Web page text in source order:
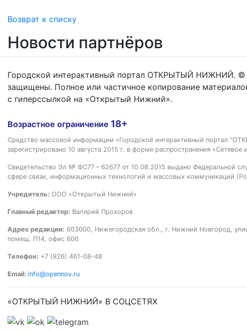
Возврат к списку
Новости партнёров
Городской интерактивный портал ОТКРЫТЫЙ НИЖНИЙ. ©
защищены. Полное или частичное копирование
с гиперссылкой на «Открытый Нижний».
Возрастное ограничение 18+
Средство массовой информации «Городской интерактивный портал
зарегистрировано 10 августа 2015 г. в форме распространения «Сетевое
Свидетельство Эл № ФС77 – 62677 от 10.08.2015 выдано Федеральной
сфере связи, информационных технологий и массовых коммуникаций
Учредитель: ООО «Открытый Нижний»
Главный редактор: Валерий Прохоров
Адрес редакции: 603000, Нижегородская обл., г. Нижний Новгород,
помещ. П14, офис 606
Телефон: +7 (926) 461-08-48
Email: info@opennov.ru
«ОТКРЫТЫЙ НИЖНИЙ» В СОЦСЕТЯХ